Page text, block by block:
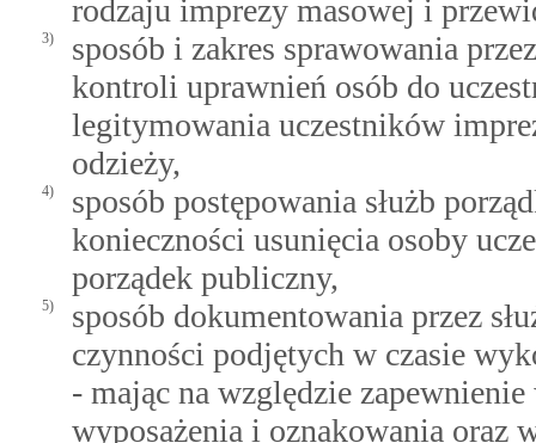
rodzaju imprezy masowej i
3)
sposób i zakres sprawowania
kontroli uprawnień osób do
legitymowania uczestników
odzieży,
4)
sposób postępowania służb
konieczności usunięcia osoby
porządek publiczny,
5)
sposób dokumentowania przez
czynności podjętych w czasie
- mając na względzie
wyposażenia i oznakowania